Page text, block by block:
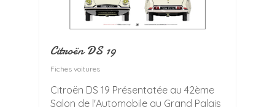
Citroën DS 19
Fiches voitures
Citroën DS 19 Présentatée au 42ème
Salon de l'Automobile au Grand Palais